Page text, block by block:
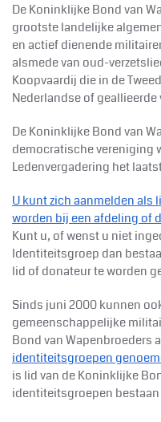
De KoninklijkeBond van
grootste landelijke
en actief dienende
alsmede van oud-
Koopvaardij die in de
Nederlandse of
De KoninklijkeBond van
democratische vereniging
Ledenvergadering het
U kunt zich aanmelden als
worden bij een afdeling of
Kunt u, of wenst u niet
Identiteitsgroep dan
lid of donateur te worden
Sinds juni 2000 kunnen
gemeenschappelijke
Bond van Wapenbroeders
identiteitsgroepen
is lid van de Koninklijke
identiteitsgroepen